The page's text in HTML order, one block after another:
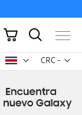
CRC -
colón
Mi carrito